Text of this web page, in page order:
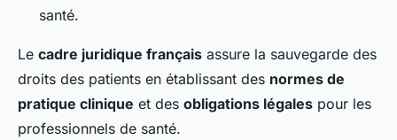
santé.
Le cadre juridique français assure la sauvegarde des
droits des patients en établissant des normes de
pratique clinique et des obligations légales pour les
professionnels de santé.